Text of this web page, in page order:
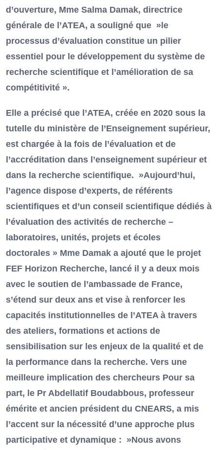
d’ouverture, Mme Salma Damak, directrice
générale de l’ATEA, a souligné que »le
processus d’évaluation constitue un pilier
essentiel pour le développement du système de
recherche scientifique et l’amélioration de sa
compétitivité ».
Elle a précisé que l’ATEA, créée en 2020 sous la
tutelle du ministère de l’Enseignement supérieur,
est chargée à la fois de l’évaluation et de
l’accréditation dans l’enseignement supérieur et
dans la recherche scientifique. »Aujourd’hui,
l’agence dispose d’experts, de référents
scientifiques et d’un conseil scientifique dédiés à
l’évaluation des activités de recherche –
laboratoires, unités, projets et écoles
doctorales » Mme Damak a ajouté que le projet
FEF Horizon Recherche, lancé il y a deux mois
avec le soutien de l’ambassade de France,
s’étend sur deux ans et vise à renforcer les
capacités institutionnelles de l’ATEA à travers
des ateliers, formations et actions de
sensibilisation sur les enjeux de la qualité et de
la performance dans la recherche. Vers une
meilleure implication des chercheurs Pour sa
part, le Pr Abdellatif Boudabbous, professeur
émérite et ancien président du CNEARS, a mis
l’accent sur la nécessité d’une approche plus
participative et dynamique : »Nous avons